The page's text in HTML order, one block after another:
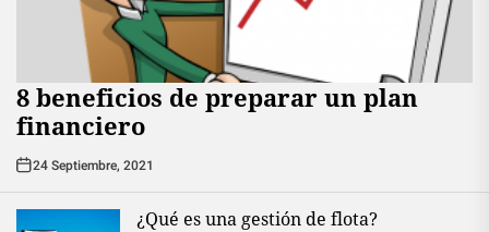
8 beneficios de preparar un plan
financiero
24 Septiembre, 2021
¿Qué es una gestión de flota?